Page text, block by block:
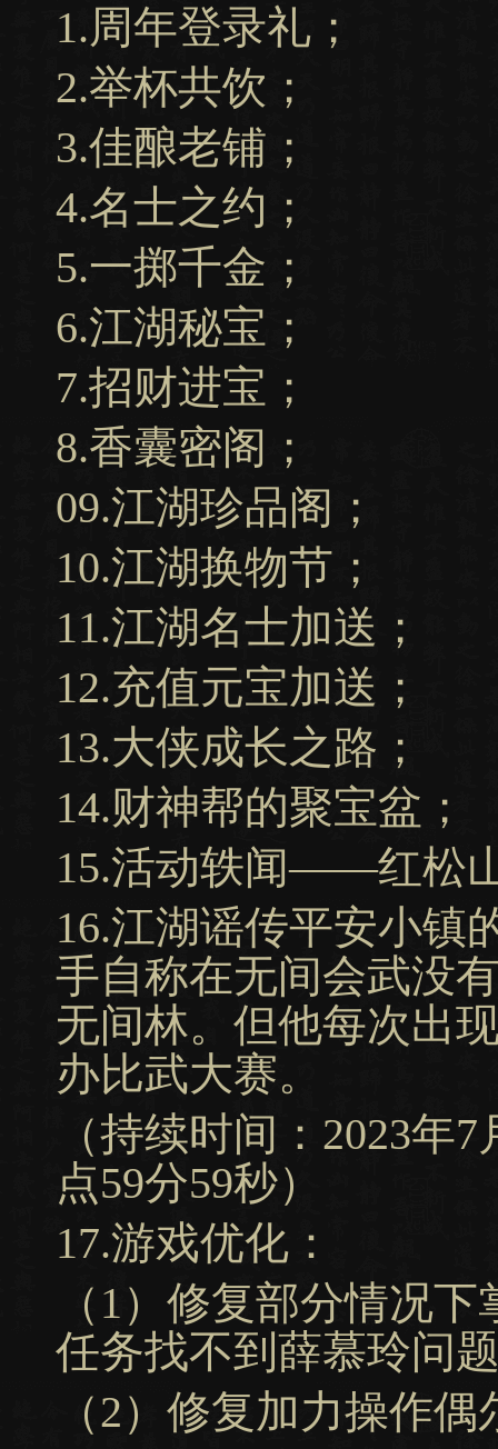
1.周年登录礼；
2.举杯共饮；
3.佳酿老铺；
4.名士之约；
5.一掷千金；
6.江湖秘宝；
7.招财进宝；
8.香囊密阁；
09.江湖珍品阁；
10.江湖换物节；
11.江湖名士加送；
12.充值元宝加送；
13.大侠成长之路；
14.财神帮的聚宝盆；
15.活动轶闻——红松
16.江湖谣传平安小镇
手自称在无间会武没
无间林。但他每次出
办比武大赛。
（持续时间：2023年
点59分59秒）
17.游戏优化：
（1）修复部分情况
任务找不到薛慕玲问
（2）修复加力操作